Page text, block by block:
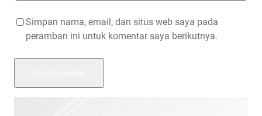
Simpan nama, email, dan situs web saya pada
peramban ini untuk komentar saya berikutnya.